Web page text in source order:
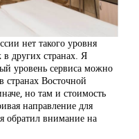
нет такого уровня
в других странах. Я
уровень сервиса можно
странах Восточной
но там и стоимость
направление для
обратил внимание на